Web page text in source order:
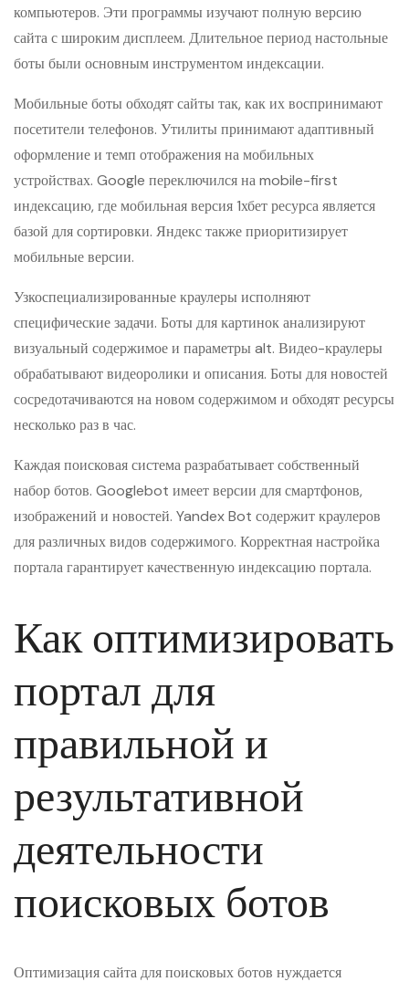
компьютеров. Эти программы изучают полную версию
сайта с широким дисплеем. Длительное период настольные
боты были основным инструментом индексации.
Мобильные боты обходят сайты так, как их воспринимают
посетители телефонов. Утилиты принимают адаптивный
оформление и темп отображения на мобильных
устройствах. Google переключился на mobile-first
индексацию, где мобильная версия 1хбет ресурса является
базой для сортировки. Яндекс также приоритизирует
мобильные версии.
Узкоспециализированные краулеры исполняют
специфические задачи. Боты для картинок анализируют
визуальный содержимое и параметры alt. Видео-краулеры
обрабатывают видеоролики и описания. Боты для новостей
сосредотачиваются на новом содержимом и обходят ресурсы
несколько раз в час.
Каждая поисковая система разрабатывает собственный
набор ботов. Googlebot имеет версии для смартфонов,
изображений и новостей. Yandex Bot содержит краулеров
для различных видов содержимого. Корректная настройка
портала гарантирует качественную индексацию портала.
Как оптимизировать
портал для
правильной и
результативной
деятельности
поисковых ботов
Оптимизация сайта для поисковых ботов нуждается